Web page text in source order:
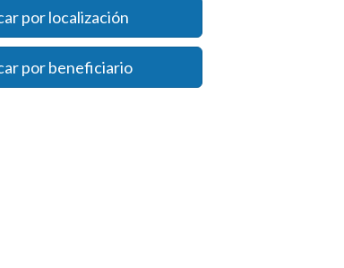
por localización
por beneficiario